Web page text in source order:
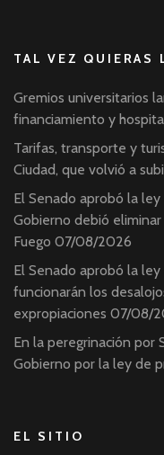
TAL VEZ QUIERAS
Gremios universitarios
financiamiento y
Tarifas, transporte y
Ciudad, que volvió a
El Senado aprobó la
Gobierno debió
Fuego 07/08/2026
El Senado aprobó la
funcionarán los
expropiaciones 07/08/
En la peregrinación por
Gobierno por la ley de
EL SITIO